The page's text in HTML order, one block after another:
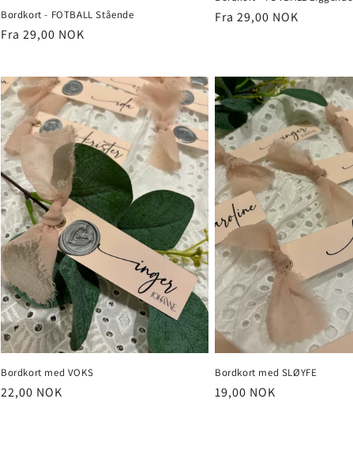
Bordkort - FOTBALL Stående
Vanlig
Fra 29,00 NOK
Vanlig
Fra 29,00 NOK
Bordkort med VOKS
Vanlig
22,00 NOK
Bordkort med SLØYFE
Vanlig
19,00 NOK